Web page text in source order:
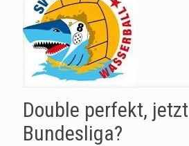
Double perfekt, jetzt
Bundesliga?